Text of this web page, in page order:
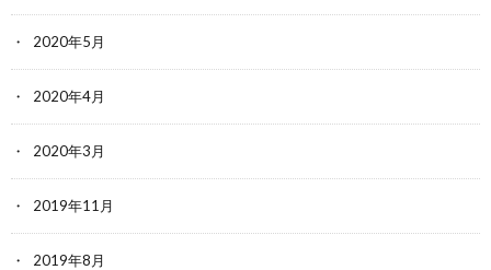
2020年5月
2020年4月
2020年3月
2019年11月
2019年8月